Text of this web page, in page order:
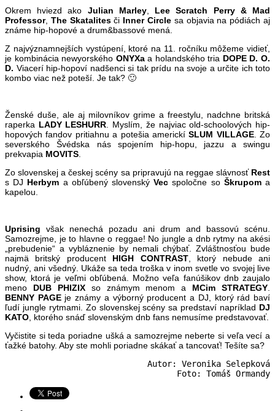
Okrem hviezd ako Julian Marley, Lee Scratch Perry & Mad
Professor, The Skatalitesči Inner Circle sa objavia na pódiách aj
známe hip-hopové a drum&bassové mená.
Z najvýznamnejších vystúpení, ktoré na 11. ročníku môžeme vidieť,
je kombinácia newyorského ONYXaa holandského tria DOPE D. O.
D. Viacerí hip-hopoví nadšenci si tak prídu na svoje a určite ich toto
kombo viac než poteší. Je tak? 🙂
Ženské duše, ale aj milovníkov grime a freestylu, nadchne britská
raperka LADY LESHURR . Myslím, že najviac old-schoolových hip-
hopových fandov pritiahnu a potešia americkíSLUM VILLAGE. Zo
severského Švédska nás spojením hip-hopu, jazzu a swingu
prekvapia MOVITS
Zo slovenskej a českej scény sa pripravujú na reggae slávnosť Rest
s DJ Herbym a obľúbený slovenskýVec spoločne so Škrupoma
kapelou.
Uprising však nenechá pozadu ani drum and bassovú scénu.
Samozrejme, je to hlavne o reggae! No jungle a dnb rytmy na akési
„prebudenie“ a vybláznenie by nemali chýbať. Zvláštnosťou bude
najmä britský producent HIGH CONTRAST, ktorý nebude ani
nudný, ani všedný. Ukáže sa teda troška v inom svetle vo svojej live
show, ktorá je veľmi obľúbená. Možno veľa fanúšikov dnb zaujalo
meno DUB PHIZIXso známym menom a MCim STRATEGY
BENNY PAGEje známy a výborný producent a DJ, ktorý rád baví
ľudí jungle rytmami. Zo slovenskej scény sa predstaví napríklad DJ
KATO , ktorého snáď slovenským dnb fans nemusíme predstavovať.
Vyčistite si teda poriadne ušká a samozrejme neberte si veľa vecí a
ťažké batohy. Aby ste mohli poriadne skákať a tancovať! Tešíte sa?
Autor: Veronika Selepková
Foto: Tomáš Ormandy